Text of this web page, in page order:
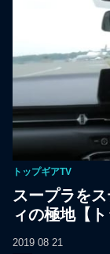
トップギアTV
スープラを
ィの極地【ト
2019 08 21